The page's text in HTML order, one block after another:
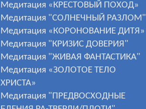
Медитация «КРЕСТОВЫЙ ПОХОД»
Медитация "СОЛНЕЧНЫЙ РАЗЛОМ"
Медитация «КОРОНОВАНИЕ ДИТЯ»
Медитация "КРИЗИС ДОВЕРИЯ"
Медитация "ЖИВАЯ ФАНТАСТИКА"
Медитация «ЗОЛОТОЕ ТЕЛО
ХРИСТА»
Медитация "ПРЕДВОСХОДНЫЕ